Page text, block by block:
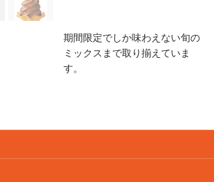
期間限定でしか味わえない旬の
ミックスまで取り揃えていま
す。